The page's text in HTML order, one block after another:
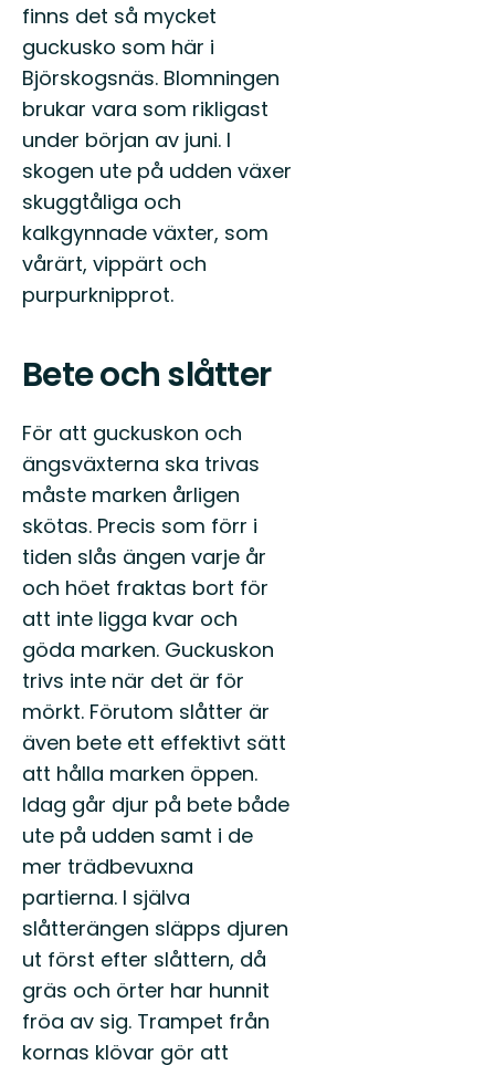
finns det så mycket
guckusko som här i
Björskogsnäs. Blomningen
brukar vara som rikligast
under början av juni. I
skogen ute på udden växer
skuggtåliga och
kalkgynnade växter, som
vårärt, vippärt och
purpurknipprot.
Bete och slåtter
För att guckuskon och
ängsväxterna ska trivas
måste marken årligen
skötas. Precis som förr i
tiden slås ängen varje år
och höet fraktas bort för
att inte ligga kvar och
göda marken. Guckuskon
trivs inte när det är för
mörkt. Förutom slåtter är
även bete ett effektivt sätt
att hålla marken öppen.
Idag går djur på bete både
ute på udden samt i de
mer trädbevuxna
partierna. I själva
slåtterängen släpps djuren
ut först efter slåttern, då
gräs och örter har hunnit
fröa av sig. Trampet från
kornas klövar gör att